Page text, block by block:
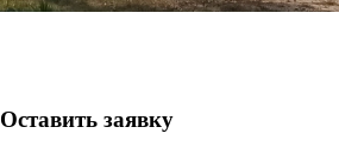
Оставить заявку